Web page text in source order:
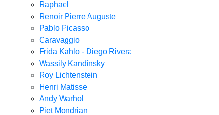
Raphael
Renoir Pierre Auguste
Pablo Picasso
Caravaggio
Frida Kahlo - Diego Rivera
Wassily Kandinsky
Roy Lichtenstein
Henri Matisse
Andy Warhol
Piet Mondrian